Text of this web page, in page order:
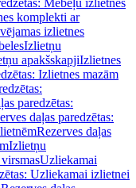
Mēbeļu izlietnes
komplekti ar
izlietnes
Izlietņu
apakšskapjiIzlietnes
Izlietnes mazām
paredzētas:
daļas paredzētas:
Rezerves daļas
Izlietņu
Uzliekamai
Uzliekamai izlietnei